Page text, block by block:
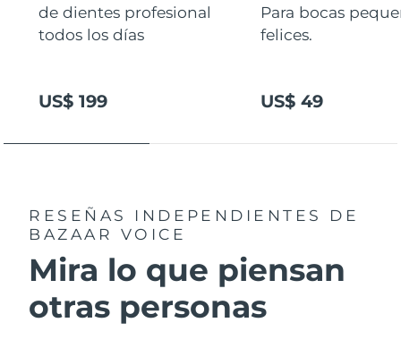
de dientes profesional
todos los días
US$ 199
Para bocas
felices.
US$ 49
RESEÑAS INDEPENDIENTES
DE
BAZAAR VOICE
Mira lo que piensan
otras personas